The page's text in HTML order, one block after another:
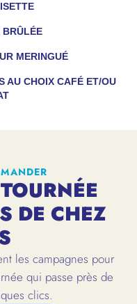
AU CHOIX CAFÉ ET/OU
BRÛLÉE
MERINGUÉ
DE CHEZ
les campagnes pour
qui passe près de
clics.